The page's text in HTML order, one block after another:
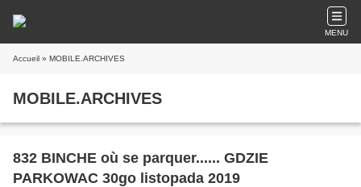
MENU
Accueil » MOBILE.ARCHIVES
MOBILE.ARCHIVES
832 BINCHE où se parquer...... GDZIE
PARKOWAC 30go listopada 2019